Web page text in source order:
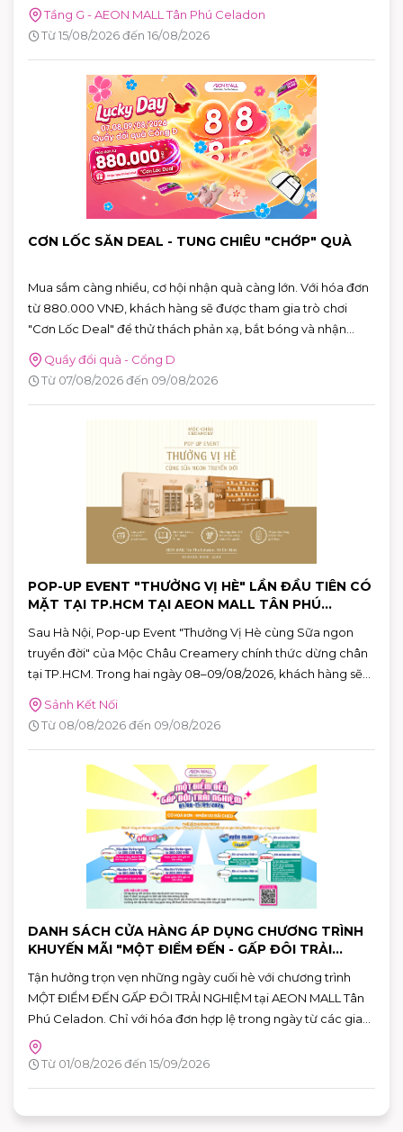
Tầng G - AEON MALL Tân Phú Celadon
Từ 15/08/2026 đến 16/08/2026
CƠN LỐC SĂN DEAL - TUNG CHIÊU "CHỚP" QUÀ
Mua sắm càng nhiều, cơ hội nhận quà càng lớn. Với hóa đơn
từ 880.000 VNĐ, khách hàng sẽ được tham gia trò chơi
"Cơn Lốc Deal" để thử thách phản xạ, bắt bóng và nhận
ngay những phần quà hấp dẫn tại AEON MALL Tân Phú
Celadon.
Quầy đổi quà - Cổng D
Từ 07/08/2026 đến 09/08/2026
POP-UP EVENT "THƯỞNG VỊ HÈ" LẦN ĐẦU TIÊN CÓ
MẶT TẠI TP.HCM TẠI AEON MALL TÂN PHÚ
Sau Hà Nội, Pop-up Event "Thưởng Vị Hè cùng Sữa ngon
truyền đời" của Mộc Châu Creamery chính thức dừng chân
tại TP.HCM. Trong hai ngày 08–09/08/2026, khách hàng sẽ
có cơ hội khám phá những hương vị mùa hè độc đáo, tham
gia nhiều hoạt động tương tác thú vị và nhận quà tặng phiên
bản giới hạn tại AEON MALL Tân Phú Celadon.
Sảnh Kết Nối
Từ 08/08/2026 đến 09/08/2026
DANH SÁCH CỬA HÀNG ÁP DỤNG CHƯƠNG TRÌNH
KHUYẾN MÃI "MỘT ĐIỂM ĐẾN - GẤP ĐÔI TRẢI
Tận hưởng trọn vẹn những ngày cuối hè với chương trình
MỘT ĐIỂM ĐẾN GẤP ĐÔI TRẢI NGHIỆM tại AEON MALL Tân
Phú Celadon. Chỉ với hóa đơn hợp lệ trong ngày từ các gian
hàng tham gia, khách hàng có thể nhận ưu đãi chéo giữa
khu ẩm thực Vườn Ngon và các gian hàng giải trí, giúp hành
Từ 01/08/2026 đến 15/09/2026